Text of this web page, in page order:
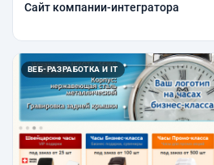
Сайт компании-интегратора
ВЕБ-РАЗРАБОТКА И IT